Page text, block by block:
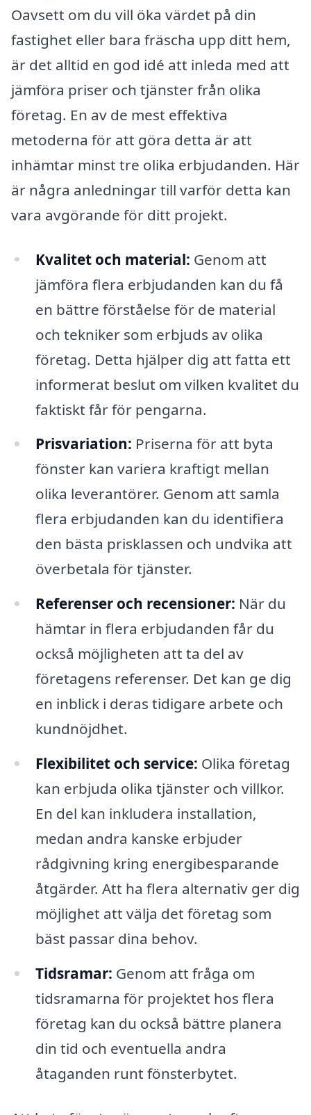
Oavsett om du vill öka värdet på din
fastighet eller bara fräscha upp ditt hem,
är det alltid en god idé att inleda med att
jämföra priser och tjänster från olika
företag. En av de mest effektiva
metoderna för att göra detta är att
inhämtar minst tre olika erbjudanden. Här
är några anledningar till varför detta kan
vara avgörande för ditt projekt.
Kvalitet och material: Genom att
jämföra flera erbjudanden kan du få
en bättre förståelse för de material
och tekniker som erbjuds av olika
företag. Detta hjälper dig att fatta ett
informerat beslut om vilken kvalitet du
faktiskt får för pengarna.
Prisvariation: Priserna för att byta
fönster kan variera kraftigt mellan
olika leverantörer. Genom att samla
flera erbjudanden kan du identifiera
den bästa prisklassen och undvika att
överbetala för tjänster.
Referenser och recensioner: När du
hämtar in flera erbjudanden får du
också möjligheten att ta del av
företagens referenser. Det kan ge dig
en inblick i deras tidigare arbete och
kundnöjdhet.
Flexibilitet och service: Olika företag
kan erbjuda olika tjänster och villkor.
En del kan inkludera installation,
medan andra kanske erbjuder
rådgivning kring energibesparande
åtgärder. Att ha flera alternativ ger dig
möjlighet att välja det företag som
bäst passar dina behov.
Tidsramar: Genom att fråga om
tidsramarna för projektet hos flera
företag kan du också bättre planera
din tid och eventuella andra
åtaganden runt fönsterbytet.